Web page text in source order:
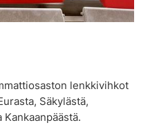
lenkkivihkot
Säkylästä,